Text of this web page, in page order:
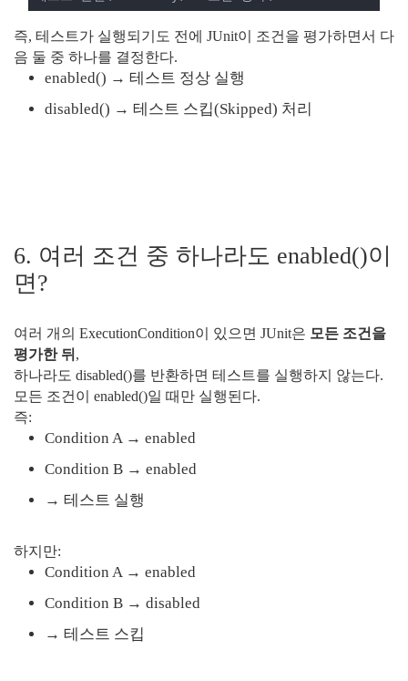
즉, 테스트가 실행되기도 전에 JUnit이 조건을 평가하면서 다
음 둘 중 하나를 결정한다.
enabled() → 테스트 정상 실행
disabled() → 테스트 스킵(Skipped) 처리
6. 여러 조건 중 하나라도 enabled()이
면?
여러 개의 ExecutionCondition이 있으면 JUnit은 모든 조건을
평가한 뒤 ,
하나라도 disabled()를 반환하면 테스트를 실행하지 않는다.
모든 조건이 enabled()일 때만 실행된다.
즉:
Condition A → enabled
Condition B → enabled
→ 테스트 실행
하지만:
Condition A → enabled
Condition B → disabled
→ 테스트 스킵